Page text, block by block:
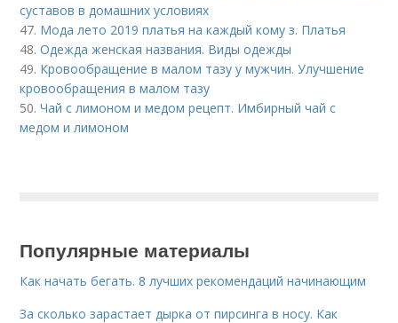
суставов в домашних условиях
47. Мода лето 2019 платья на каждый кому з. Платья
48.Одежда женская названия. Виды одежды
49. Кровообращение в малом тазу у мужчин. Улучшение
кровообращения в малом тазу
50.Чай с лимоном и медом рецепт. Имбирный чай с
медом и лимоном
Популярные материалы
Как начать бегать. 8 лучших рекомендаций начинающим
За сколько зарастает дырка от пирсинга в носу. Как